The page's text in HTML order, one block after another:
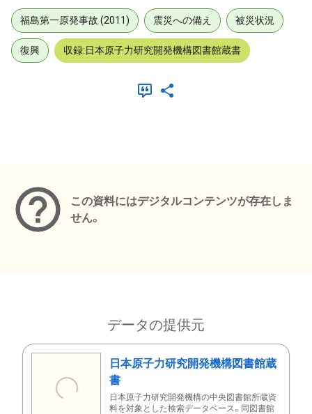
福島第一原発事故 (2011) 震災への備え 被災状況
復興 収録:日本原子力研究開発機構図書館蔵書
この資料にはデジタルコンテンツが存在しま
せん。
データの提供元
日本原子力研究開発機構図書館蔵
書
日本原子力研究開発機構の中央図書館所蔵資
料を対象とした検索データベース。同図書館